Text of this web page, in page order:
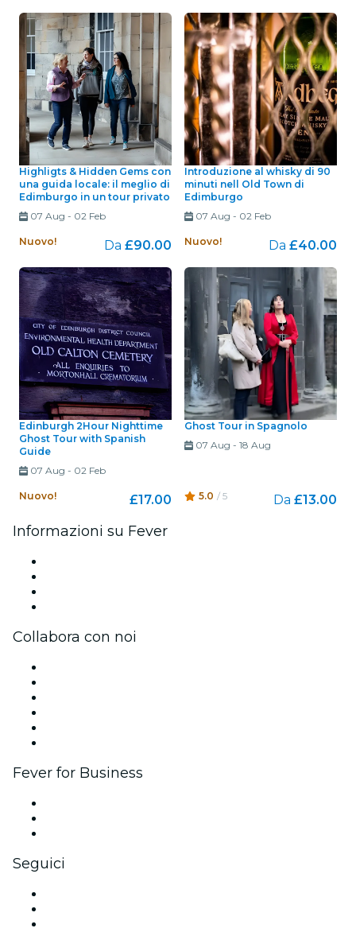
Highligts & Hidden Gems con
una guida locale: il meglio di
Edimburgo in un tour privato
07 Aug - 02 Feb
Nuovo! Da £90.00
Introduzione al whisky di 90
minuti nell Old Town di
Edimburgo
07 Aug - 02 Feb
Nuovo! Da £40.00
Edinburgh 2Hour Nighttime
Ghost Tour with Spanish
Guide
07 Aug - 02 Feb
Nuovo! £17.00
Ghost Tour in Spagnolo
07 Aug - 18 Aug
5.0 / 5 Da £13.00
Informazioni su Fever
Collabora con noi
Fever for Business
Seguici